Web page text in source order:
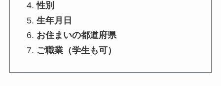
性別
生年月日
お住まいの都道府県
ご職業（学生も可）